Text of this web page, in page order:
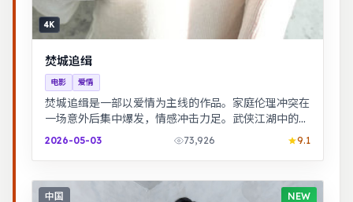
4K
焚城追缉
电影 爱情
焚城追缉是一部以爱情为主线的作品。家庭伦理冲突在
一场意外后集中爆发，情感冲击力足。武侠江湖中的道
义抉择，动作设计利落，意境悠远。
2026-05-03 73,926 9.1
中国 NEW